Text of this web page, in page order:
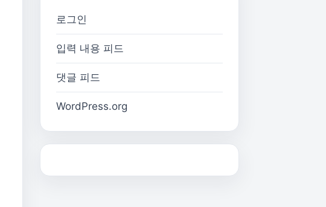
로그인
입력 내용 피드
댓글 피드
WordPress.org